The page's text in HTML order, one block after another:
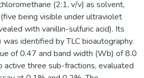
(2:1, v/v) as solvent,
being visible under ultraviolet
with vanillin-sulfuric acid). Its
identified by TLC bioautography.
of 0.47 and band width (Wb) of 8.0
active three sub-fractions, evaluated